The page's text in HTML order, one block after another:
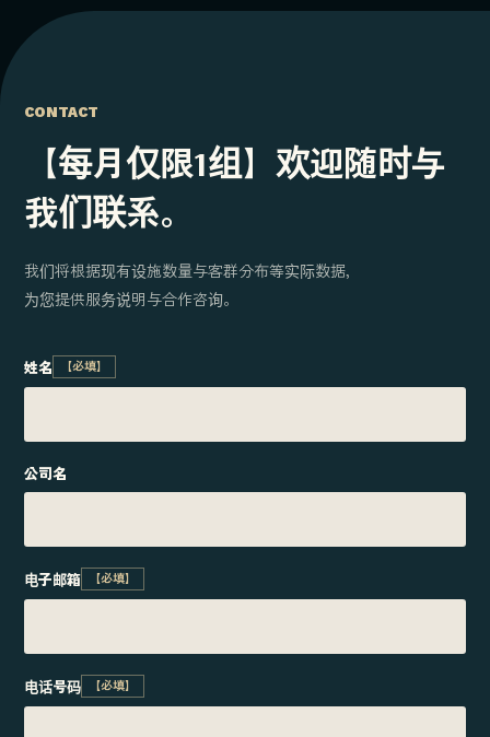
CONTACT
【每月仅限1组】欢迎随时与
我们联系。
我们将根据现有设施数量与客群分布等实际数据，
为您提供服务说明与合作咨询。
姓名 【必填】
公司名
电子邮箱 【必填】
电话号码 【必填】